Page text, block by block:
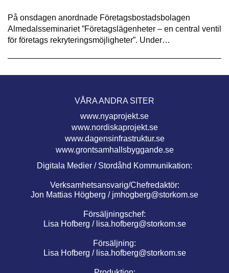
På onsdagen anordnade Företagsbostadsbolagen
Almedalsseminariet ”Företagslägenheter – en central ventil
för företags rekryteringsmöjligheter”. Under…
VÅRA ANDRA SITER
www.nyaprojekt.se
www.nordiskaprojekt.se
www.dagensinfrastruktur.se
www.grontsamhallsbyggande.se
Digitala Medier / Stordåhd Kommunikation:
Verksamhetsansvarig/Chefredaktör:
Jon Mattias Högberg / jmhogberg@storkom.se
Försäljningschef:
Lisa Hofberg / lisa.hofberg@storkom.se
Försäljning:
Lisa Hofberg / lisa.hofberg@storkom.se